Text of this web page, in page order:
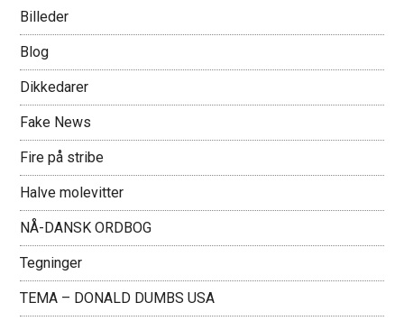
Billeder
Blog
Dikkedarer
Fake News
Fire på stribe
Halve molevitter
NÅ-DANSK ORDBOG
Tegninger
TEMA – DONALD DUMBS USA